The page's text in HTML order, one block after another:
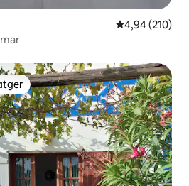
4,94 de
4,94 (210)
dels viatgers